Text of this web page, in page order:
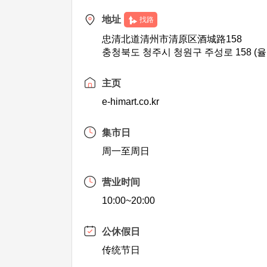
地址 找路
忠清北道清州市清原区酒城路158
충청북도 청주시 청원구 주성로 158 (
主页
e-himart.co.kr
集市日
周一至周日
营业时间
10:00~20:00
公休假日
传统节日